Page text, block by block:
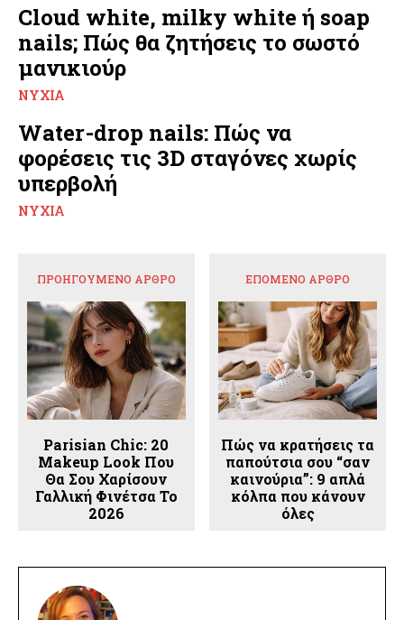
Cloud white, milky white ή soap
nails; Πώς θα ζητήσεις το σωστό
μανικιούρ
ΝΎΧΙΑ
Water-drop nails: Πώς να
φορέσεις τις 3D σταγόνες χωρίς
υπερβολή
ΝΎΧΙΑ
ΠΡΟΗΓΟΎΜΕΝΟ ΆΡΘΡΟ
Parisian Chic: 20
Makeup Look Που
Θα Σου Χαρίσουν
Γαλλική Φινέτσα Το
2026
ΕΠΌΜΕΝΟ ΆΡΘΡΟ
Πώς να κρατήσεις τα
παπούτσια σου “σαν
καινούρια”: 9 απλά
κόλπα που κάνουν
όλες